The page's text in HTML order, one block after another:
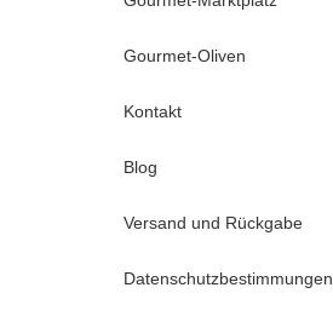
Gourmet-Oliven
Kontakt
Blog
Versand und Rückgabe
Datenschutzbestimmungen